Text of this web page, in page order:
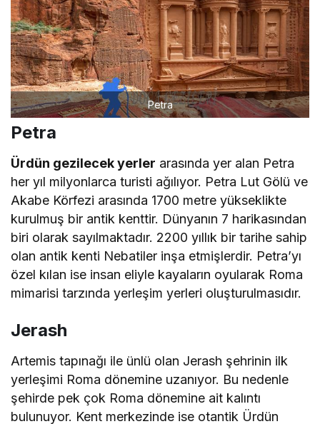
Petra
Petra
Ürdün gezilecek yerler arasında yer alan Petra
her yıl milyonlarca turisti ağılıyor. Petra Lut Gölü ve
Akabe Körfezi arasında 1700 metre yükseklikte
kurulmuş bir antik kenttir. Dünyanın 7 harikasından
biri olarak sayılmaktadır. 2200 yıllık bir tarihe sahip
olan antik kenti Nebatiler inşa etmişlerdir. Petra’yı
özel kılan ise insan eliyle kayaların oyularak Roma
mimarisi tarzında yerleşim yerleri oluşturulmasıdır.
Jerash
Artemis tapınağı ile ünlü olan Jerash şehrinin ilk
yerleşimi Roma dönemine uzanıyor. Bu nedenle
şehirde pek çok Roma dönemine ait kalıntı
bulunuyor. Kent merkezinde ise otantik Ürdün